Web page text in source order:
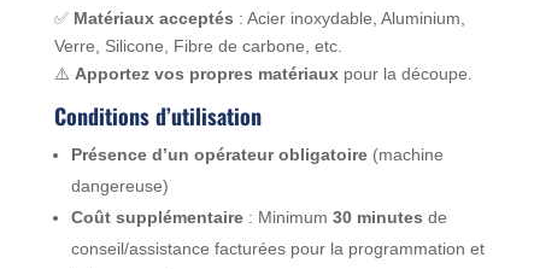
✅ Matériaux acceptés : Acier inoxydable, Aluminium,
Verre, Silicone, Fibre de carbone, etc.
⚠️ Apportez vos propres matériauxpour la découpe.
Conditions d’utilisation
Présence d’un opérateur obligatoire(machine
dangereuse)
Coût supplémentaire: Minimum 30 minutes de
conseil/assistance facturées pour la programmation et